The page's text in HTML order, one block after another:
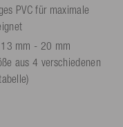
PVC für maximale
13 mm - 20 mm
aus 4 verschiedenen